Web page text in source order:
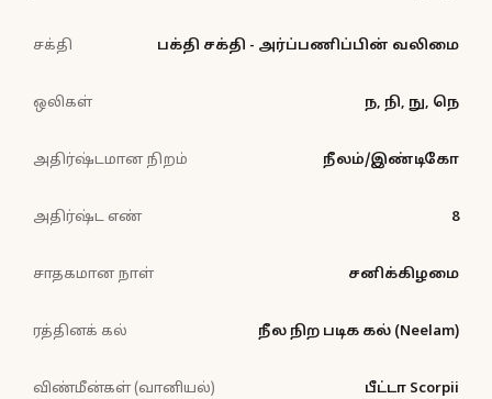
சக்தி பக்தி சக்தி - அர்ப்பணிப்பின் வலிமை
ஒலிகள் ந, நி, நு, நெ
அதிர்ஷ்டமான நிறம் நீலம்/இண்டிகோ
அதிர்ஷ்ட எண் 8
சாதகமான நாள் சனிக்கிழமை
ரத்தினக் கல் நீல நிற படிக கல் (Neelam)
விண்மீன்கள் (வானியல்) பீட்டா Scorpii